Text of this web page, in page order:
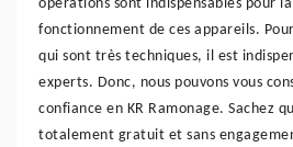
opérations sont indispensables pour
fonctionnement de ces appareils.
qui sont très techniques, il est
experts. Donc, nous pouvons vous
confiance en KR Ramonage. Sachez
totalement gratuit et sans